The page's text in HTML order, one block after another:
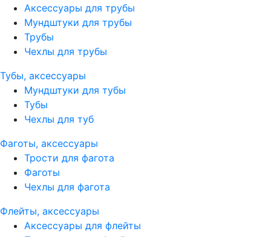
Аксессуары для трубы
Мундштуки для трубы
Трубы
Чехлы для трубы
Тубы, аксессуары
Мундштуки для тубы
Тубы
Чехлы для туб
Фаготы, аксессуары
Трости для фагота
Фаготы
Чехлы для фагота
Флейты, аксессуары
Аксессуары для флейты